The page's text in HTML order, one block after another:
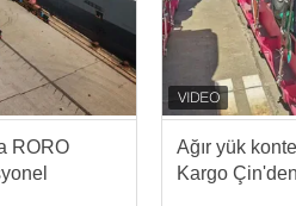
RORO
Ağır yük
Kargo